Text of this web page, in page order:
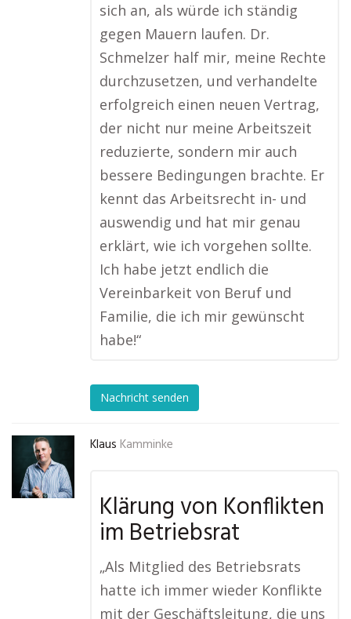
sich an, als würde ich ständig
gegen Mauern laufen. Dr.
Schmelzer half mir, meine Rechte
durchzusetzen, und verhandelte
erfolgreich einen neuen Vertrag,
der nicht nur meine Arbeitszeit
reduzierte, sondern mir auch
bessere Bedingungen brachte. Er
kennt das Arbeitsrecht in- und
auswendig und hat mir genau
erklärt, wie ich vorgehen sollte.
Ich habe jetzt endlich die
Vereinbarkeit von Beruf und
Familie, die ich mir gewünscht
habe!“
Nachricht senden
Klaus Kamminke
Klärung von Konflikten
im Betriebsrat
„Als Mitglied des Betriebsrats
hatte ich immer wieder Konflikte
mit der Geschäftsleitung, die uns